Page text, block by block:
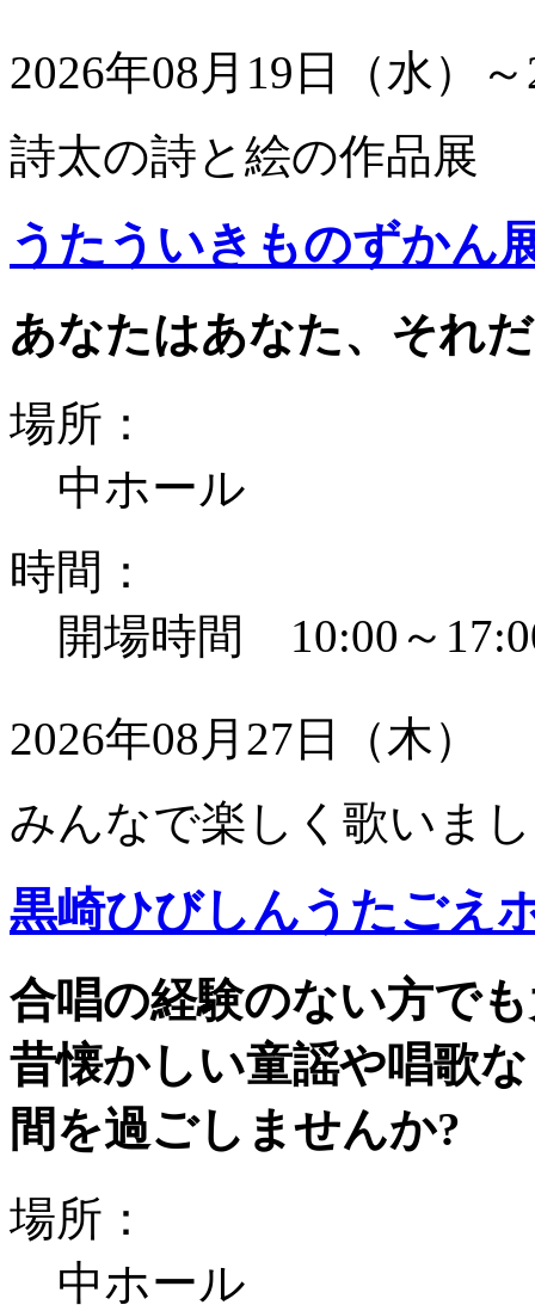
2026年08月19日（水）
詩太の詩と絵の作品展
うたういきものずかん
あなたはあなた、それ
場所：
中ホール
時間：
開場時間 10:00～
2026年08月27日（木）
みんなで楽しく歌いま
黒崎ひびしんうたごえ
合唱の経験のない方で
昔懐かしい童謡や唱歌
間を過ごしませんか?
場所：
中ホール